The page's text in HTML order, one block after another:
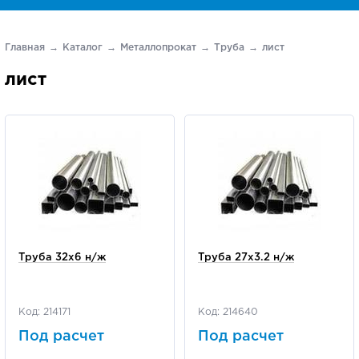
Главная Каталог Металлопрокат Труба лист
лист
Труба 32х6 н/ж
Код: 214171
Под расчет
Труба 27х3.2 н/ж
Код: 214640
Под расчет